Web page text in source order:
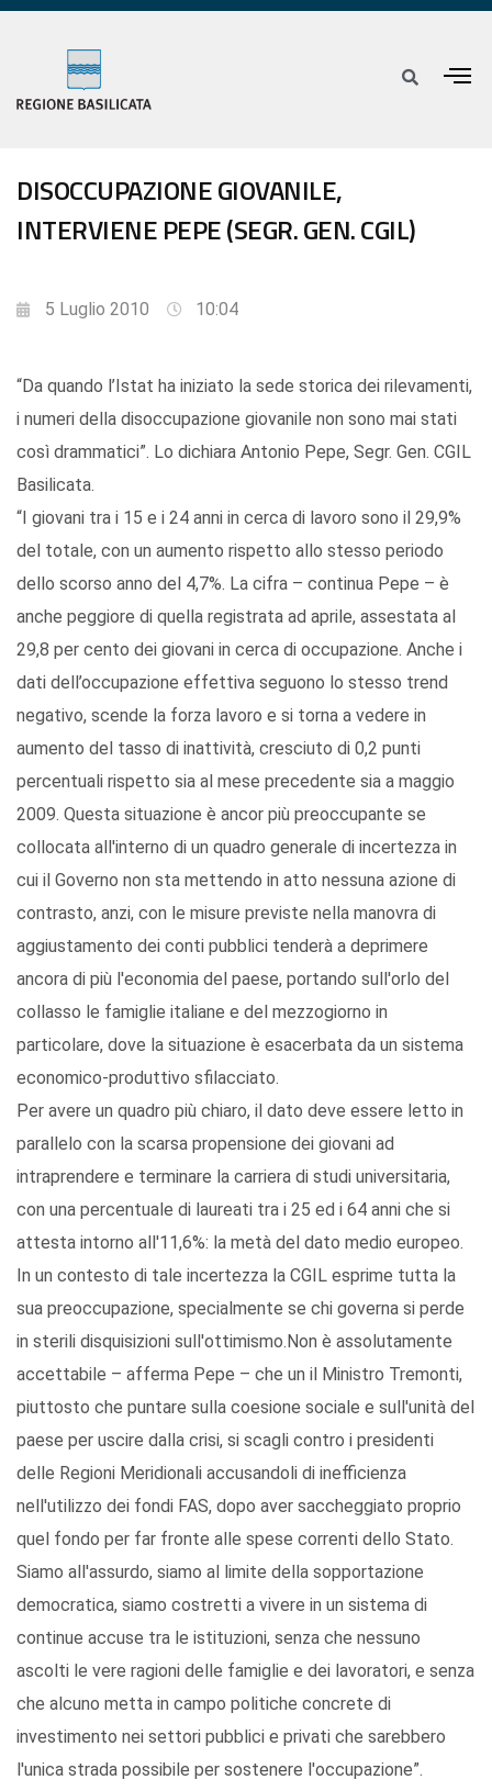
DISOCCUPAZIONE GIOVANILE,
INTERVIENE PEPE (SEGR. GEN. CGIL)
5 Luglio 2010 10:04
“Da quando l’Istat ha iniziato la sede storica dei rilevamenti,
i numeri della disoccupazione giovanile non sono mai stati
così drammatici”. Lo dichiara Antonio Pepe, Segr. Gen. CGIL
Basilicata.
“I giovani tra i 15 e i 24 anni in cerca di lavoro sono il 29,9%
del totale, con un aumento rispetto allo stesso periodo
dello scorso anno del 4,7%. La cifra – continua Pepe – è
anche peggiore di quella registrata ad aprile, assestata al
29,8 per cento dei giovani in cerca di occupazione. Anche i
dati dell’occupazione effettiva seguono lo stesso trend
negativo, scende la forza lavoro e si torna a vedere in
aumento del tasso di inattività, cresciuto di 0,2 punti
percentuali rispetto sia al mese precedente sia a maggio
2009. Questa situazione è ancor più preoccupante se
collocata all'interno di un quadro generale di incertezza in
cui il Governo non sta mettendo in atto nessuna azione di
contrasto, anzi, con le misure previste nella manovra di
aggiustamento dei conti pubblici tenderà a deprimere
ancora di più l'economia del paese, portando sull'orlo del
collasso le famiglie italiane e del mezzogiorno in
particolare, dove la situazione è esacerbata da un sistema
economico-produttivo sfilacciato.
Per avere un quadro più chiaro, il dato deve essere letto in
parallelo con la scarsa propensione dei giovani ad
intraprendere e terminare la carriera di studi universitaria,
con una percentuale di laureati tra i 25 ed i 64 anni che si
attesta intorno all'11,6%: la metà del dato medio europeo.
In un contesto di tale incertezza la CGIL esprime tutta la
sua preoccupazione, specialmente se chi governa si perde
in sterili disquisizioni sull'ottimismo.Non è assolutamente
accettabile – afferma Pepe – che un il Ministro Tremonti,
piuttosto che puntare sulla coesione sociale e sull'unità del
paese per uscire dalla crisi, si scagli contro i presidenti
delle Regioni Meridionali accusandoli di inefficienza
nell'utilizzo dei fondi FAS, dopo aver saccheggiato proprio
quel fondo per far fronte alle spese correnti dello Stato.
Siamo all'assurdo, siamo al limite della sopportazione
democratica, siamo costretti a vivere in un sistema di
continue accuse tra le istituzioni, senza che nessuno
ascolti le vere ragioni delle famiglie e dei lavoratori, e senza
che alcuno metta in campo politiche concrete di
investimento nei settori pubblici e privati che sarebbero
l'unica strada possibile per sostenere l'occupazione”.